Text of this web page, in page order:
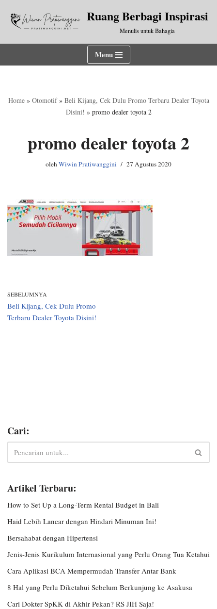
Lompat
Ruang Berbagi Inspirasi
Menulis untuk Bahagia
Menu
Home» Otomotif» Beli Kijang, Cek Dulu Promo Terbaru Dealer Toyota
Disini! » promo dealer toyota 2
promo dealer toyota 2
olehWiwin Pratiwanggini 27 Agustus 2020
SEBELUMNYA
Beli Kijang, Cek Dulu Promo
Terbaru Dealer Toyota Disini!
Cari:
Artikel Terbaru:
How to Set Up a Long-Term Rental Budget in Bali
Haid Lebih Lancar dengan Hindari Minuman Ini!
Bersahabat dengan Hipertensi
Jenis-Jenis Kurikulum Internasional yang Perlu Orang Tua Ketahui
Cara Aplikasi BCA Mempermudah Transfer Antar Bank
8 Hal yang Perlu Diketahui Sebelum Berkunjung ke Asakusa
Cari Dokter SpKK di Akhir Pekan? RS JIH Saja!